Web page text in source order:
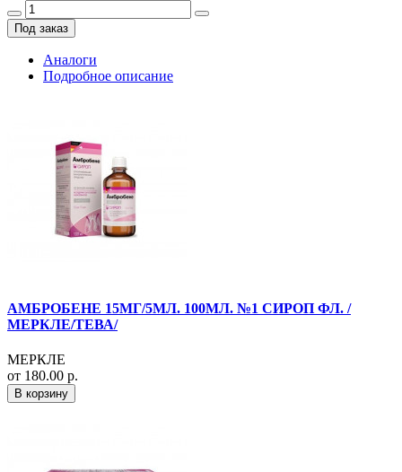
Под заказ
Аналоги
Подробное описание
АМБРОБЕНЕ 15МГ/5МЛ. 100МЛ. №1 СИРОП ФЛ. /
МЕРКЛЕ/ТЕВА/
МЕРКЛЕ
от 180.00 р.
В корзину